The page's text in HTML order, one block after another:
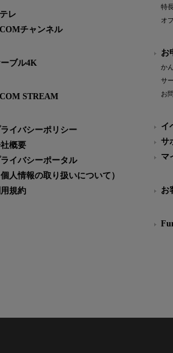
レ
チャンネル
ブル4K
STREAM
イバシーポリシー
概要
イバシーポータル
個人情報の取り扱いについて）
規約
特
オ
お
か
サ
お
イ
サ
マ
お